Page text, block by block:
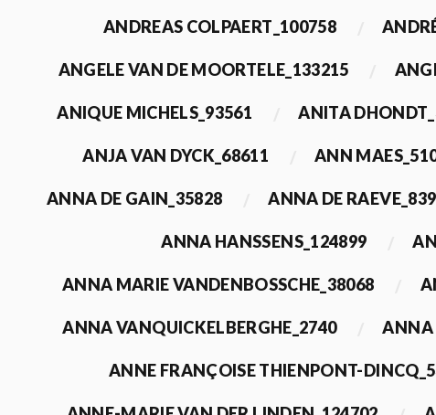
ANDREAS COLPAERT_100758
ANGELE VAN DE MOORTELE_133215
ANIQUE MICHELS_93561 ANITA
ANJA VAN DYCK_68611 ANN
ANNA DE GAIN_35828 ANNA DE
ANNA HANSSENS_124899
ANNA MARIE VANDENBOSSCHE_38068
ANNA VANQUICKELBERGHE_2740 ANNA
ANNE FRANÇOISE THIENPONT-